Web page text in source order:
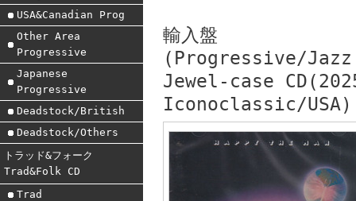
USA&Canadian Prog
Other Area
Progressive
Japanese
Progressive
Deadstock/British
Deadstock/Others
トラッド&フォーク
Trad&Folk CD
Trad
輸入盤
(Progressive/
Jewel-case
Iconoclassic/USA)